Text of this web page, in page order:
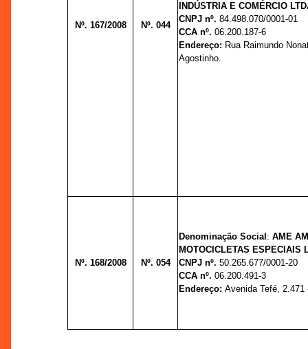
Nº. 167/2008 Nº. 044
INDÚSTRIA E COMÉRCIO
CNPJ nº. 84.498.070/0001-01
CCA nº. 06.200.187-6
Endereço: Rua Raimundo
Agostinho.
Nº. 168/2008 Nº. 054
Denominação Social :AME
MOTOCICLETAS ESPECIAIS
CNPJ nº. 50.265.677/0001-20
CCA nº. 06.200.491-3
Endereço:Avenida Tefé, 2.471